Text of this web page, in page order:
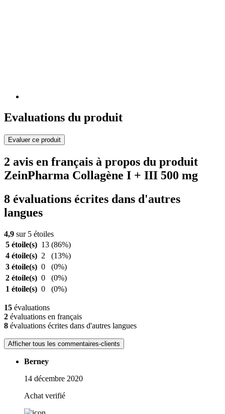
Evaluations du produit
Evaluer ce produit
2 avis en français à propos du produit
ZeinPharma Collagène I + III 500 mg
8 évaluations écrites dans d'autres
langues
4,9 sur 5 étoiles
5 étoile(s) 13 (86%)
4 étoile(s) 2
(13%)
3 étoile(s) 0
(0%)
2 étoile(s) 0
(0%)
1 étoile(s) 0 (0%)
15 évaluations
2 évaluations en français
8 évaluations écrites dans d'autres langues
Afficher tous les commentaires-clients
Berney
14 décembre 2020
Achat verifié